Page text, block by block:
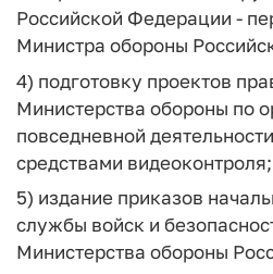
Российской Федерации -
Министра обороны
4) подготовку проектов
Министерства обороны по
повседневной
средствами видеоконтроля;
5) издание приказов
службы войск и
Министерства обороны